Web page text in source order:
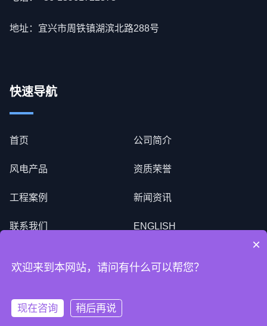
地址：宜兴市周铁镇湖滨北路288号
快速导航
首页 公司简介
风电产品 资质荣誉
工程案例 新闻资讯
联系我们 ENGLISH
版权所有 © 2024 宜兴乃尔风电科技有限公司
×
欢迎来到本网站，请问有什么可以帮您？
现在咨询 稍后再说